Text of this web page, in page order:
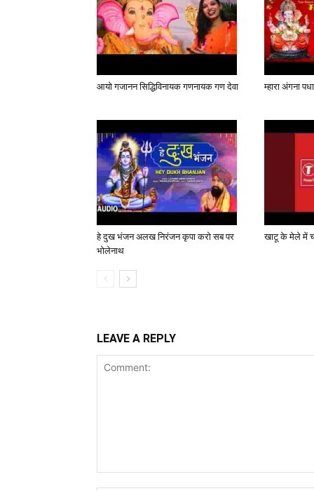
आयो गजानन सिद्धिविनायक गणनायक गण देवा म्हारा अंगना
हे दुख भंजन अलख निरंजन कृपा करो सब पर
भोलेनाथ
खाटू के मेले में
LEAVE A REPLY